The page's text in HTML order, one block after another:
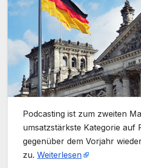
​Podcasting ist zum zweiten
umsatzstärkste Kategorie auf
gegenüber dem Vorjahr
zu. Weiterlesen